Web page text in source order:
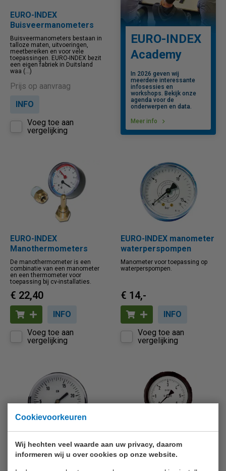
Cookievoorkeuren
Wij hechten veel waarde aan uw privacy, daarom
informeren wij u over cookies op onze website.
EURO-INDEX
Buisveermanometers
Buisveermanometers bestaan in
talloze maten, uitvoeringen,
meetbereiken en voor vele
toepassingen. EURO-INDEX bezit
een eigen fabriek in Duitsland
waa (...)
Prijs op aanvraag
INFO
Voeg toe aan
vergelijking
EURO-INDEX
Manothermometers
De manothermometer is een
combinatie van een manometer
en een thermometer voor
toepassing bij cv-installaties.
€ 22,40
INFO
Voeg toe aan
vergelijking
EURO-INDEX manometer
waterperspompen
Manometer voor toepassing op
waterperspompen.
€ 14,-
INFO
Voeg toe aan
vergelijking
EURO-INDEX
Doosveermanometers
EURO-INDEX
Manometers met
robuuste behuizing (per
EURO-INDEX
Academy
In 2026 geven wij
meerdere interessante
infosessies en
workshops. Bekijk onze
agenda voor de
onderwerpen en data.
Meer info